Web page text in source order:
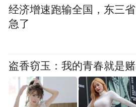
合。下一步，我市将以本
持续做强“大圣故里”城市
旅产品供给，规范文旅市
节庆引流效应，助力全市
持续发展。
经济增速跑输全国，东三省
急了
盗香窃玉：我的青春就是